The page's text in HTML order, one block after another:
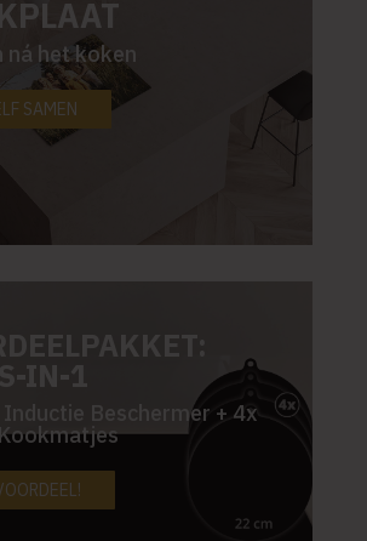
ná het koken
SAMEN
IN-1
Inductie Beschermer + 4x